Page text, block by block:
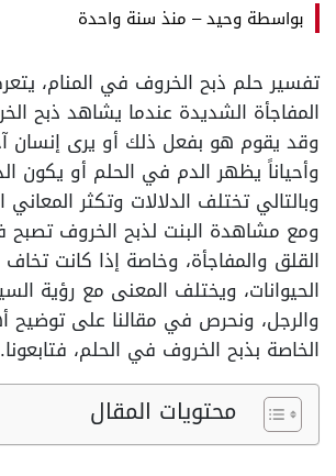
بواسطة وحيد– منذ سنة واحدة
تفسير حلم ذبح الخروف في المنام،
المفاجأة الشديدة عندما يشاهد ذبح
وقد يقوم هو بفعل ذلك أو يرى إنسان
وأحياناً يظهر الدم في الحلم أو يكون
وبالتالي تختلف الدلالات وتكثر المعاني
ومع مشاهدة البنت لذبح الخروف
القلق والمفاجأة، وخاصة إذا كانت
الحيوانات، ويختلف المعنى مع رؤية
والرجل، ونحرص في مقالنا على توضيح
الخاصة بذبح الخروف في الحلم، فتابعونا.
محتويات المقال